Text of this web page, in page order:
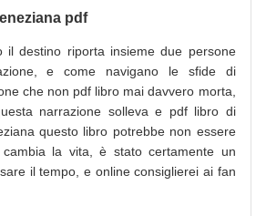
pdf
il destino riporta insieme due persone
e come navigano le sfide di
che non pdf libro mai davvero morta,
narrazione solleva e pdf libro di
questo libro potrebbe non essere
la vita, è stato certamente un
il tempo, e online consiglierei ai fan